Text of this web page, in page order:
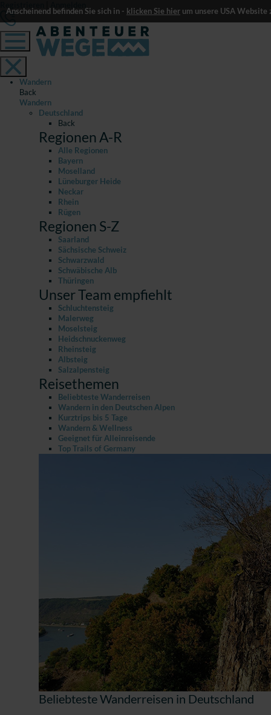
Anscheinend befinden Sie sich in - klicken Sie hier um unsere USA Website
Wandern
Back
Wandern
Deutschland
Back
Regionen A-R
Alle Regionen
Bayern
Moselland
Lüneburger Heide
Neckar
Rhein
Rügen
Regionen S-Z
Saarland
Sächsische Schweiz
Schwarzwald
Schwäbische Alb
Thüringen
Unser Team empfiehlt
Schluchtensteig
Malerweg
Moselsteig
Heidschnuckenweg
Rheinsteig
Albsteig
Salzalpensteig
Reisethemen
Beliebteste Wanderreisen
Wandern in den Deutschen Alpen
Kurztrips bis 5 Tage
Wandern & Wellness
Geeignet für Alleinreisende
Top Trails of Germany
Beliebteste Wanderreisen in Deutschland